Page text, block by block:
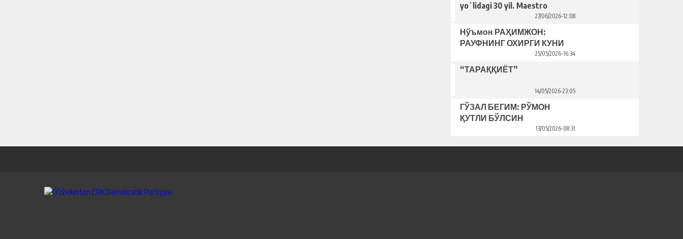
yoʻlidagi 30 yil. Maestro
Bahriddin Bozorov bilan suhbat
27/06/2026-12:08
Нўъмон РАҲИМЖОН:
РАУФНИНГ ОХИРГИ КУНИ
25/05/2026-16:34
“ТАРАҚҚИЁТ”
14/05/2026-23:05
ГЎЗАЛ БЕГИМ: РЎМОН
ҚУТЛИ БЎЛСИН
13/05/2026-08:31